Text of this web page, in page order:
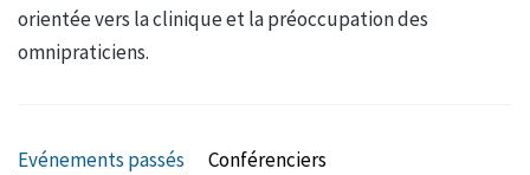
orientée vers la clinique et la préoccupation des
omnipraticiens.
Evénements passés Conférenciers